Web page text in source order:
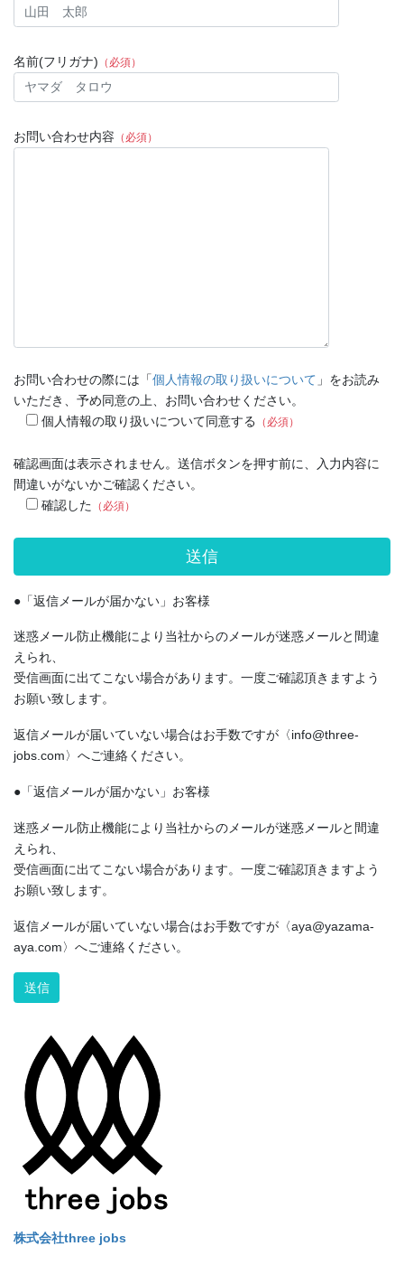
名前(フリガナ) （必須）
お問い合わせ内容 （必須）
お問い合わせの際には「個人情報の取り扱いについて 」をお読み
いただき、予め同意の上、お問い合わせください。
個人情報の取り扱いについて同意する
（必須）
確認画面は表示されません。送信ボタンを押す前に、入力内容に
間違いがないかご確認ください。
確認した （必須）
●「返信メールが届かない」お客様
迷惑メール防止機能により当社からのメールが迷惑メールと間違
えられ、
受信画面に出てこない場合があります。一度ご確認頂きますよう
お願い致します。
返信メールが届いていない場合はお手数ですが〈info@three-
jobs.com〉へご連絡ください。
●「返信メールが届かない」お客様
迷惑メール防止機能により当社からのメールが迷惑メールと間違
えられ、
受信画面に出てこない場合があります。一度ご確認頂きますよう
お願い致します。
返信メールが届いていない場合はお手数ですが〈aya@yazama-
aya.com〉へご連絡ください。
株式会社three jobs